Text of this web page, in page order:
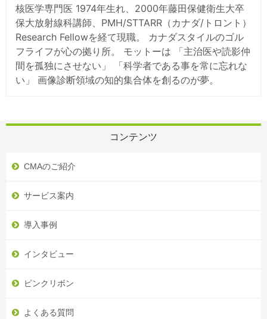
核医学専門医 1974年生れ、2000年藤田保健衛生大卒
保大放射線科講師、PMH/STTARR（カナダ/トロント）
Research Fellowを経て現職。 カナダスタイルのゴル
フライフが心の拠り所。 モットーは 「主治医や読影仲
間を孤独にさせない」 「科学者である事を常に忘れな
い」 画像診断領域の知的集合体を創るのが夢。
コンテンツ
CMAのご紹介
サービス案内
導入事例
インタビュー
ピンクリボン
よくある質問